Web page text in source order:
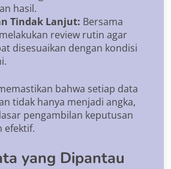
hasil.
Tindak Lanjut: Bersama
review rutin agar
disesuaikan dengan kondisi
bahwa setiap data
tidak hanya menjadi angka,
pengambilan keputusan
efektif.
yang Dipantau